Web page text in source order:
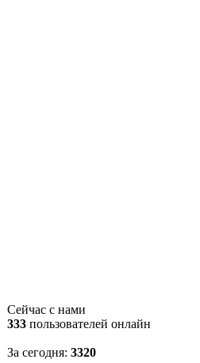
Сейчас с нами
333 пользователей онлайн
За сегодня: 3320